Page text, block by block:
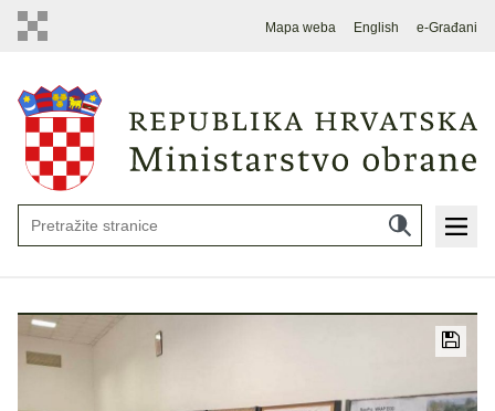
Mapa weba English e-Građani